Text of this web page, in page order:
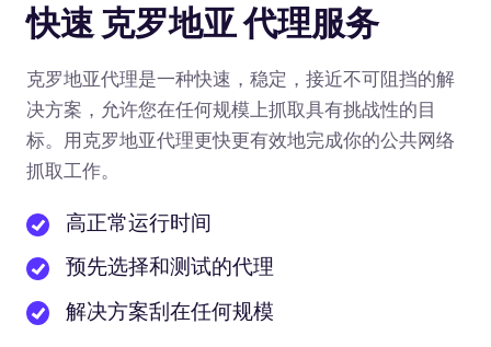
快速 克罗地亚 代理服务
克罗地亚代理是一种快速，稳定，接近不可阻挡的解
决方案，允许您在任何规模上抓取具有挑战性的目
标。用克罗地亚代理更快更有效地完成你的公共网络
抓取工作。
高正常运行时间
预先选择和测试的代理
解决方案刮在任何规模